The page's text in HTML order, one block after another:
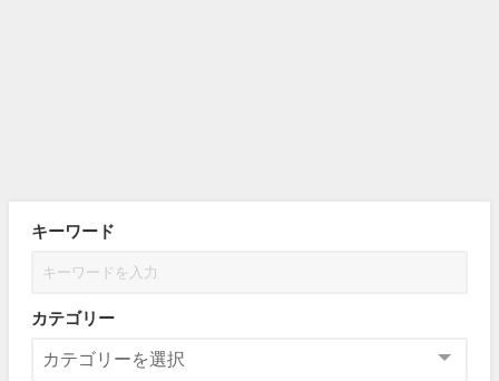
キーワード
カテゴリー